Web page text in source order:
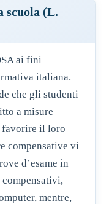
scuola (L.
ai fini
italiana.
che gli studenti
a misure
favorire il loro
compensative vi
d’esame in
mentre,